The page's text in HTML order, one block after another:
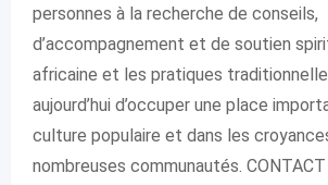
personnes à la recherche de conseils,
d’accompagnement et de soutien
africaine et les pratiques
aujourd’hui d’occuper une place
culture populaire et dans les
nombreuses communautés.